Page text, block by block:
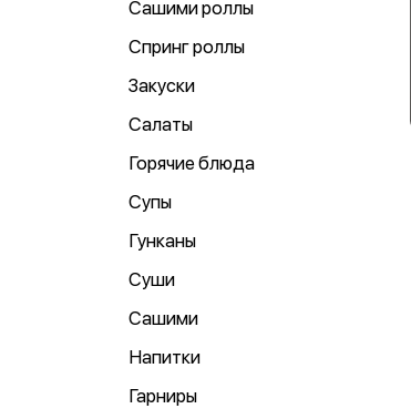
Сашими роллы
Спринг роллы
Закуски
Салаты
Горячие блюда
Супы
Гунканы
Суши
Сашими
Напитки
Гарниры